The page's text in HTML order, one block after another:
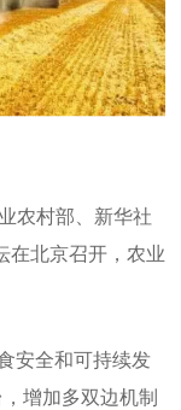
农村部、新华社
在北京召开，农业
安全和可持续发
增加多双边机制